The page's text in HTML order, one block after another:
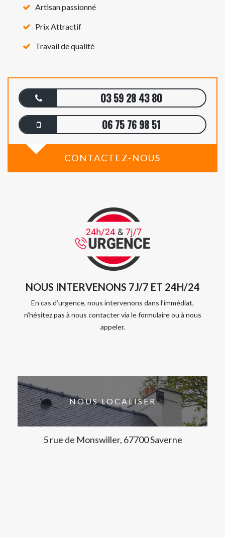
Artisan passionné
Prix Attractif
Travail de qualité
03 59 28 43 80
06 75 76 98 51
CONTACTEZ-NOUS
NOUS INTERVENONS 7J/7 ET 24H/24
En cas d’urgence, nous intervenons dans l’immédiat,
n’hésitez pas à nous contacter via le formulaire ou à nous
appeler.
NOUS LOCALISER
5 rue de Monswiller, 67700 Saverne